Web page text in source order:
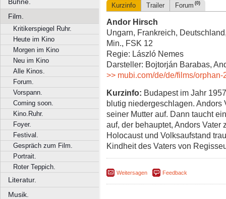
Film.
Kritikerspiegel Ruhr.
Heute im Kino
Morgen im Kino
Neu im Kino
Alle Kinos.
Forum.
Vorspann.
Coming soon.
Kino.Ruhr.
Foyer.
Festival.
Gespräch zum Film.
Portrait.
Roter Teppich.
Literatur.
Musik.
Kurzinfo Trailer Forum (0)
Andor Hirsch
Ungarn, Frankreich,
Min., FSK 12
Regie: László Nemes
Darsteller: Bojtorján Barabas,
>> mubi.com/de/de/films/orphan-
Kurzinfo: Budapest im Jahr
blutig niedergeschlagen. Andors
seiner Mutter auf. Dann taucht
auf, der behauptet, Andors Vater
Holocaust und Volksaufstand
Kindheit des Vaters von
Weitersagen Feedback